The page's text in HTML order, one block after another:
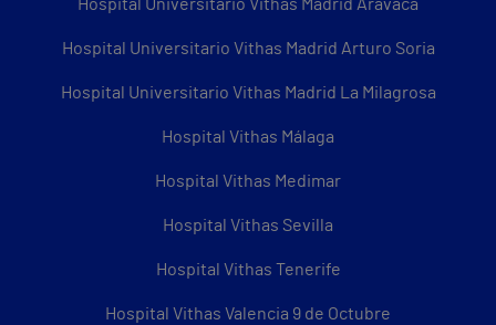
Hospital Universitario Vithas Madrid Aravaca
Hospital Universitario Vithas Madrid Arturo Soria
Hospital Universitario Vithas Madrid La Milagrosa
Hospital Vithas Málaga
Hospital Vithas Medimar
Hospital Vithas Sevilla
Hospital Vithas Tenerife
Hospital Vithas Valencia 9 de Octubre